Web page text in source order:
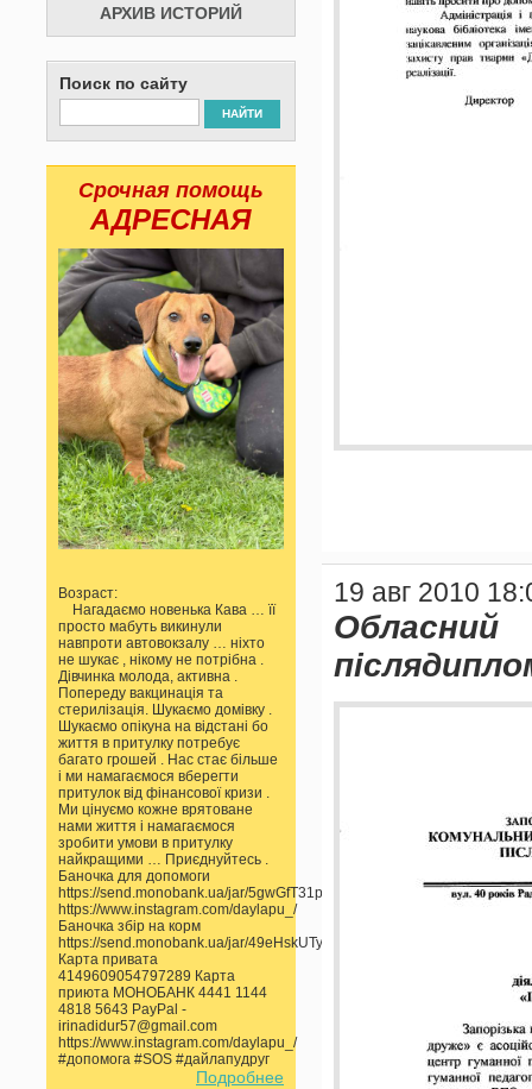
АРХИВ ИСТОРИЙ
Поиск по сайту
НАЙТИ
Срочная помощь
АДРЕСНАЯ
Возраст:
Нагадаємо новенька Кава … її
просто мабуть викинули
навпроти автовокзалу … ніхто
не шукає , нікому не потрібна .
Дівчинка молода, активна .
Попереду вакцинація та
стерилізація. Шукаємо домівку .
Шукаємо опікуна на відстані бо
життя в притулку потребує
багато грошей . Нас стає більше
і ми намагаємося вберегти
притулок від фінансової кризи .
Ми цінуємо кожне врятоване
нами життя і намагаємося
зробити умови в притулку
найкращими … Приєднуйтесь .
Баночка для допомоги
https://send.monobank.ua/jar/5gwGfT31pp
https://www.instagram.com/daylapu_/
Баночка збір на корм
https://send.monobank.ua/jar/49eHskUTyn
Карта привата
4149609054797289 Карта
приюта МОНОБАНК 4441 1144
4818 5643 PayPal -
irinadidur57@gmail.com
https://www.instagram.com/daylapu_/
#допомога #SOS #дайлапудруг
Подробнее
19 авг 2010